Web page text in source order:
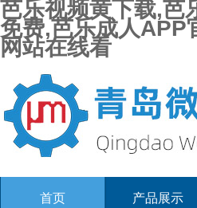
芭乐视频黄下载,芭
免费,芭乐成人APP
网站在线看
首页 产品展示